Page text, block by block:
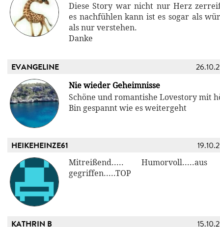
Diese Story war nicht nur Herz
es nachfühlen kann ist es sogar als
als nur verstehen.
Danke
EVANGELINE
Nie wieder Geheimnisse
Schöne und romantishe Lovestory mit
Bin gespannt wie es weitergeht
HEIKEHEINZE61
Mitreißend.....
gegriffen.....TOP
KATHRIN B